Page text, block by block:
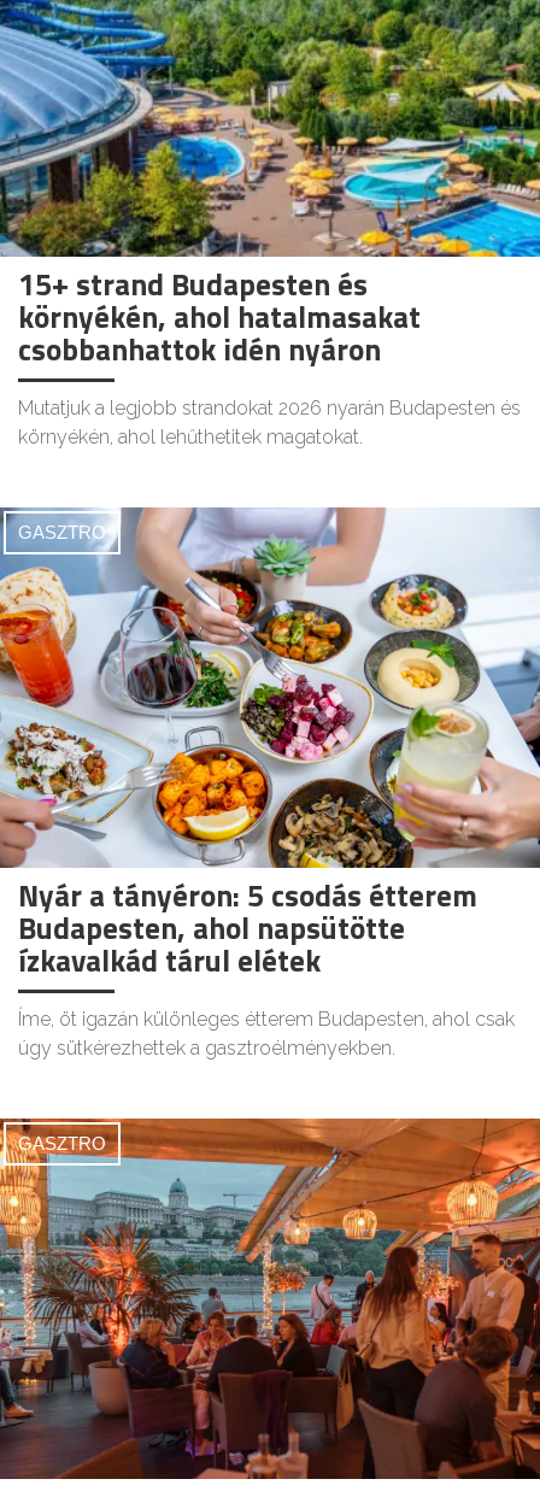
15+ strand Budapesten és
környékén, ahol hatalmasakat
csobbanhattok idén nyáron
Mutatjuk a legjobb strandokat 2026 nyarán Budapesten és
környékén, ahol lehűthetitek magatokat.
GASZTRO
Nyár a tányéron: 5 csodás étterem
Budapesten, ahol napsütötte
ízkavalkád tárul elétek
Íme, öt igazán különleges étterem Budapesten, ahol csak
úgy sütkérezhettek a gasztroélményekben.
GASZTRO